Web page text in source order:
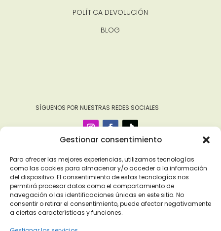
Gestionar consentimiento
Para ofrecer las mejores experiencias, utilizamos tecnologías
como las cookies para almacenar y/o acceder a la información
del dispositivo. El consentimiento de estas tecnologías nos
permitirá procesar datos como el comportamiento de
navegación o las identificaciones únicas en este sitio. No
consentir o retirar el consentimiento, puede afectar negativamente
a ciertas características y funciones.
POLÍTICA DEVOLUCIÓN
BLOG
‎ ‎ ‎ ‎ ‎ ‎‎ ‎ SÍGUENOS POR NUESTRAS REDES SOCIALES